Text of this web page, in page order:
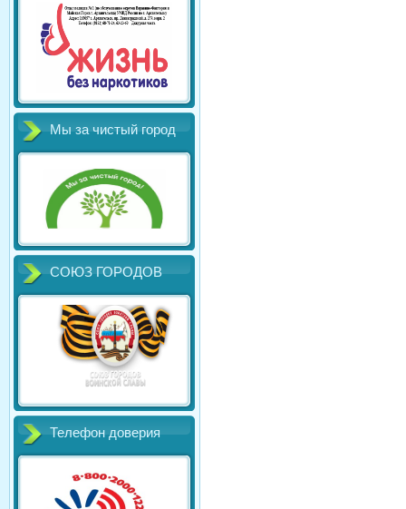
Мы за чистый город
СОЮЗ ГОРОДОВ
Телефон доверия